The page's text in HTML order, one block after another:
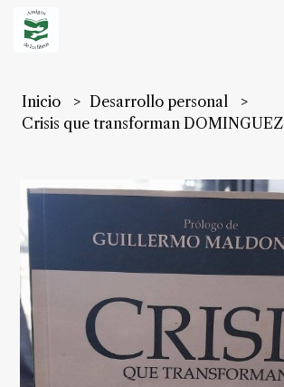
Inicio
Desarrollo personal
Crisis que transforman DOMINGUEZ